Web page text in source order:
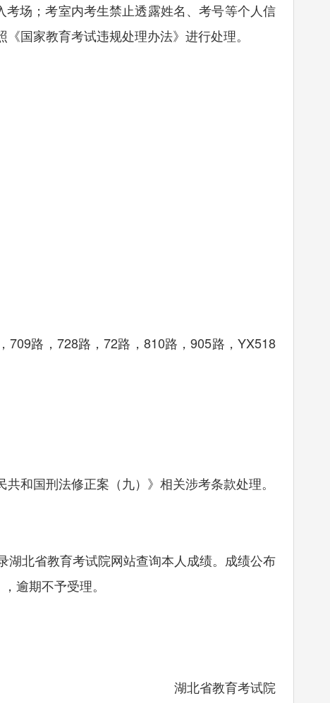
场；考室内考生禁止透露姓名、考号等个人信
国家教育考试违规处理办法》进行处理。
路，728路，72路，810路，905路，YX518
和国刑法修正案（九）》相关涉考条款处理。
北省教育考试院网站查询本人成绩。成绩公布
逾期不予受理。
湖北省教育考试院